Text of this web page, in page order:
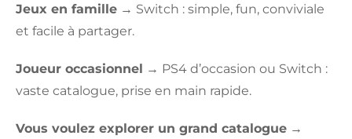
Jeux en famille → Switch : simple, fun, conviviale
et facile à partager.
Joueur occasionnel → PS4 d’occasion ou Switch :
vaste catalogue, prise en main rapide.
Vous voulez explorer un grand catalogue →